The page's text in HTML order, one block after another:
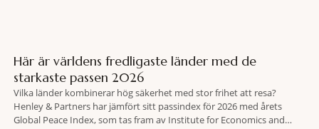
Här är världens fredligaste länder med de
starkaste passen 2026
Vilka länder kombinerar hög säkerhet med stor frihet att resa?
Henley & Partners har jämfört sitt passindex för 2026 med årets
Global Peace Index, som tas fram av Institute for Economics and